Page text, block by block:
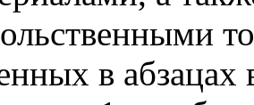
в абзацах